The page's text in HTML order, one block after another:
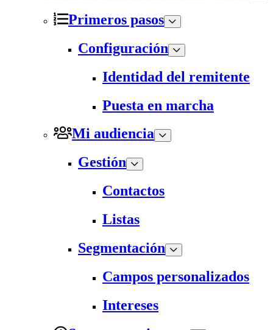
Primeros pasos
Configuración
Identidad del remitente
Puesta en marcha
Mi audiencia
Gestión
Contactos
Listas
Segmentación
Campos personalizados
Intereses